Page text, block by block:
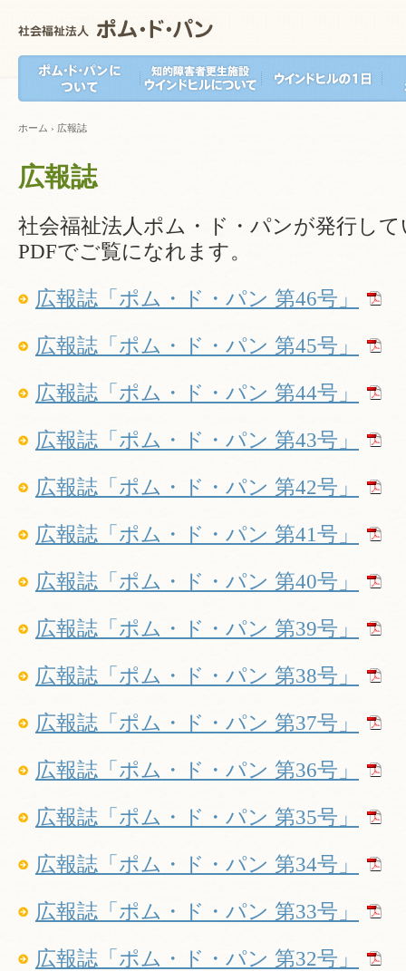
ホーム › 広報誌
広報誌
社会福祉法人ポム・ド・パンが発行し
PDFでご覧になれます。
広報誌「ポム・ド・パン 第46号」
広報誌「ポム・ド・パン 第45号」
広報誌「ポム・ド・パン 第44号」
広報誌「ポム・ド・パン 第43号」
広報誌「ポム・ド・パン 第42号」
広報誌「ポム・ド・パン 第41号」
広報誌「ポム・ド・パン 第40号」
広報誌「ポム・ド・パン 第39号」
広報誌「ポム・ド・パン 第38号」
広報誌「ポム・ド・パン 第37号」
広報誌「ポム・ド・パン 第36号」
広報誌「ポム・ド・パン 第35号」
広報誌「ポム・ド・パン 第34号」
広報誌「ポム・ド・パン 第33号」
広報誌「ポム・ド・パン 第32号」